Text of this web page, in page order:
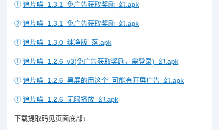
① 追片喵_1.3.1_免广告获取奖励_幻.apk
② 追片喵_1.3.1_免广告获取奖励_幻.apk
① 追片喵_1.3.0_纯净版_落.apk
① 追片喵_1.2.6_v3(免广告获取奖励，需登录)_幻.apk
① 追片喵_1.2.6_黑屏的用这个_可能有开屏广告_幻.apk
① 追片喵_1.2.6_无限播放_幻.apk
下载提取码见页面底部↓